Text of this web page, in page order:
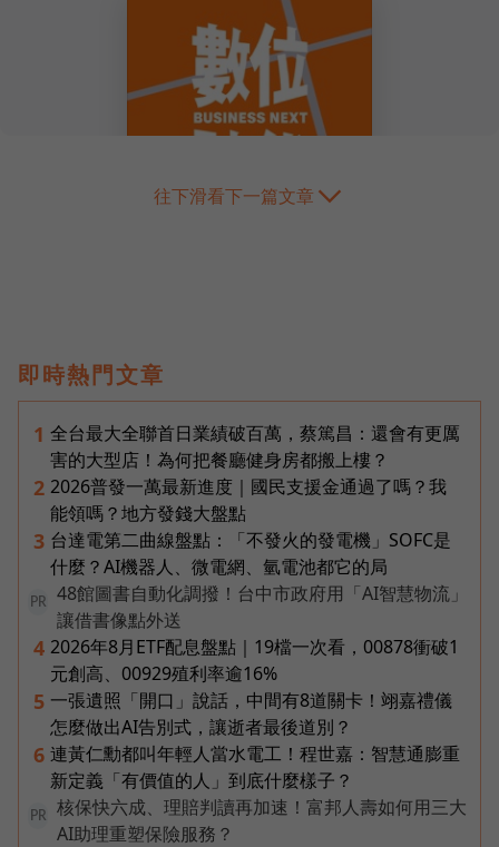
往下滑看下一篇文章
即時熱門文章
1 全台最大全聯首日業績破百萬，蔡篤昌：還會有更厲
害的大型店！為何把餐廳健身房都搬上樓？
2 2026普發一萬最新進度｜國民支援金通過了嗎？我
能領嗎？地方發錢大盤點
3 台達電第二曲線盤點：「不發火的發電機」SOFC是
什麼？AI機器人、微電網、氫電池都它的局
PR
48館圖書自動化調撥！台中市政府用「AI智慧物流」
讓借書像點外送
4 2026年8月ETF配息盤點｜19檔一次看，00878衝破1
元創高、00929殖利率逾16%
5 一張遺照「開口」說話，中間有8道關卡！翊嘉禮儀
怎麼做出AI告別式，讓逝者最後道別？
6 連黃仁勳都叫年輕人當水電工！程世嘉：智慧通膨重
新定義「有價值的人」到底什麼樣子？
PR
核保快六成、理賠判讀再加速！富邦人壽如何用三大
AI助理重塑保險服務？